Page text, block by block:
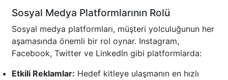
Sosyal Medya Platformlarının Rolü
Sosyal medya platformları, müşteri yolculuğunun her
aşamasında önemli bir rol oynar. Instagram,
Facebook, Twitter ve LinkedIn gibi platformlarda:
Etkili Reklamlar: Hedef kitleye ulaşmanın en hızlı